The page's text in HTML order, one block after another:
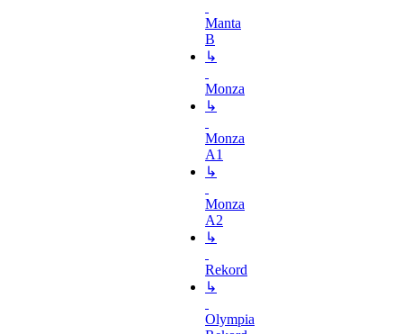
Manta
B
↳
Monza
↳
Monza
A1
↳
Monza
A2
↳
Rekord
↳
Olympia